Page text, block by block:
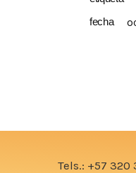
fecha
Tels.: +57 320